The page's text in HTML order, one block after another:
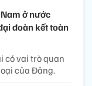
ở nước
đoàn kết toàn
có vai trò quan
của Đảng.